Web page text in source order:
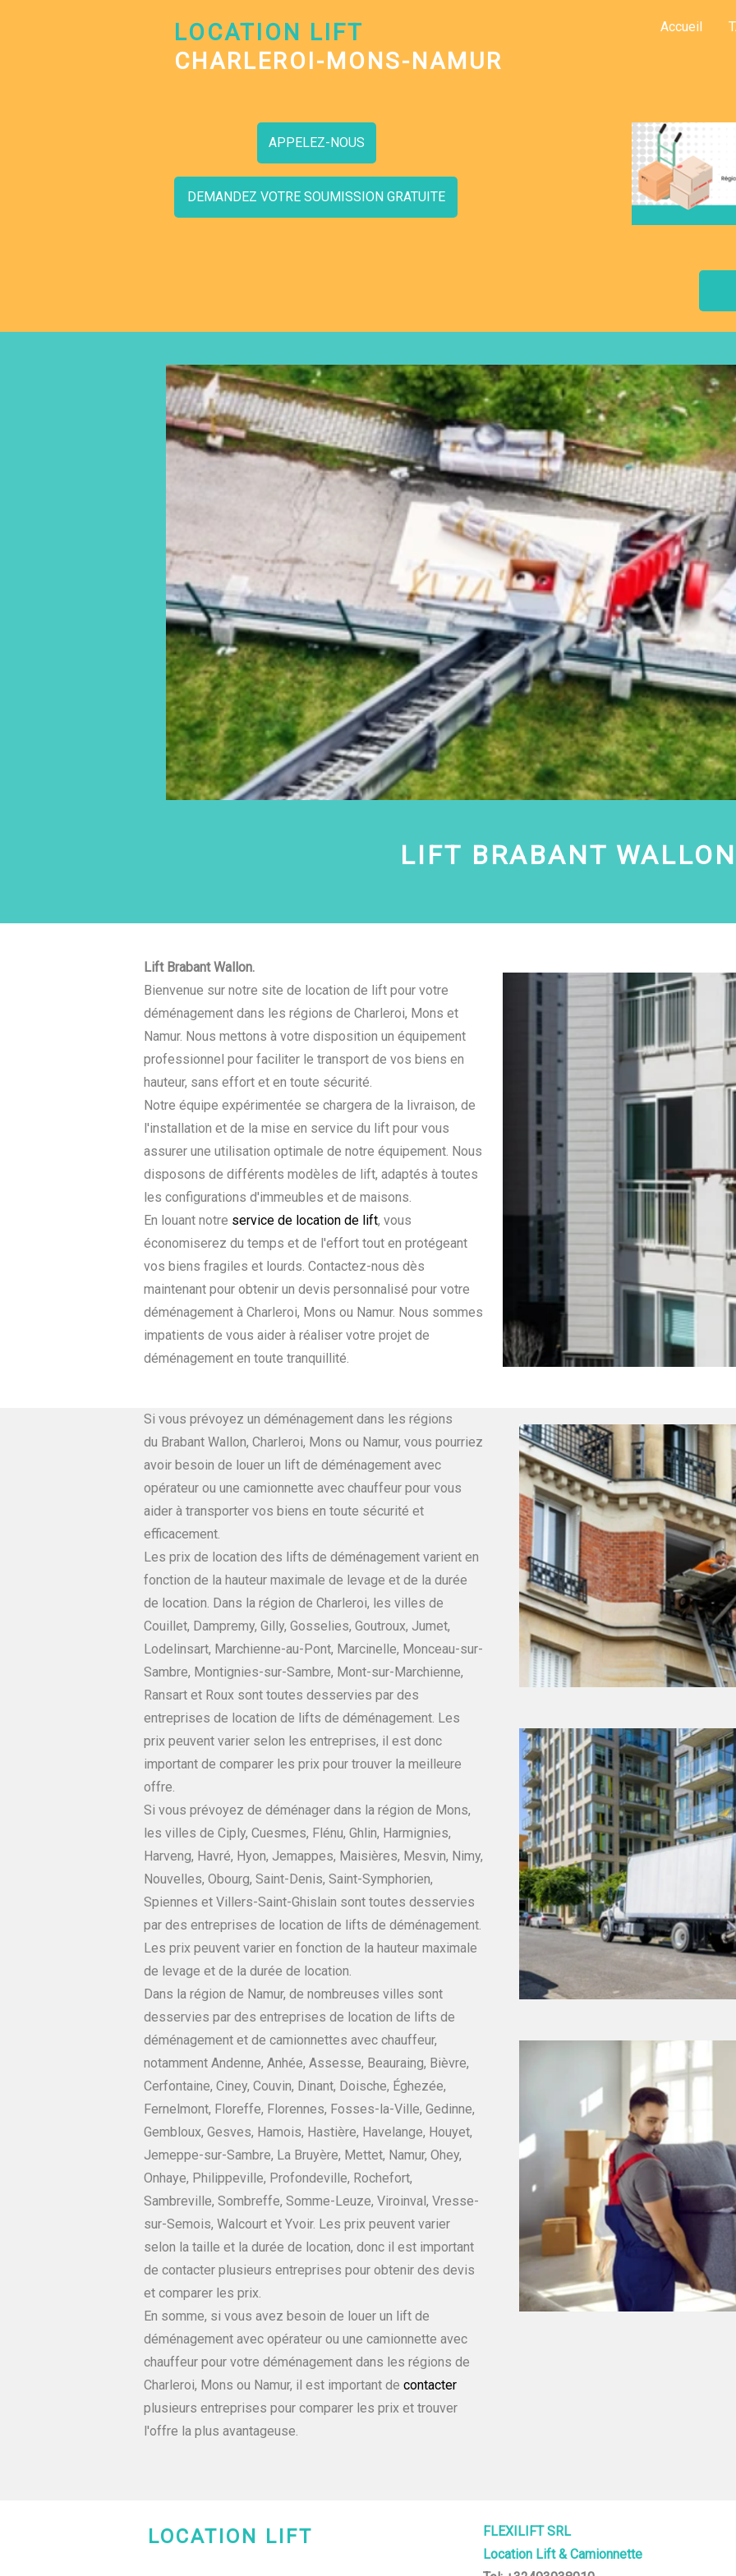
LOCATION LIFT
CHARLEROI-MONS-NAMUR
APPELEZ-NOUS
DEMANDEZ VOTRE SOUMISSION GRATUITE
Accueil
LIFT BRABANT WALLON
Lift Brabant Wallon.
Bienvenue sur notre site de location de lift pour votre
déménagement dans les régions de Charleroi, Mons et
Namur. Nous mettons à votre disposition un équipement
professionnel pour faciliter le transport de vos biens en
hauteur, sans effort et en toute sécurité.
Notre équipe expérimentée se chargera de la livraison, de
l'installation et de la mise en service du lift pour vous
assurer une utilisation optimale de notre équipement. Nous
disposons de différents modèles de lift, adaptés à toutes
les configurations d'immeubles et de maisons.
En louant notre service de location de lift, vous
économiserez du temps et de l'effort tout en protégeant
vos biens fragiles et lourds. Contactez-nous dès
maintenant pour obtenir un devis personnalisé pour votre
déménagement à Charleroi, Mons ou Namur. Nous sommes
impatients de vous aider à réaliser votre projet de
déménagement en toute tranquillité.
Si vous prévoyez un déménagement dans les régions
du Brabant Wallon, Charleroi, Mons ou Namur, vous pourriez
avoir besoin de louer un lift de déménagement avec
opérateur ou une camionnette avec chauffeur pour vous
aider à transporter vos biens en toute sécurité et
efficacement.
Les prix de location des lifts de déménagement varient en
fonction de la hauteur maximale de levage et de la durée
de location. Dans la région de Charleroi, les villes de
Couillet, Dampremy, Gilly, Gosselies, Goutroux, Jumet,
Lodelinsart, Marchienne-au-Pont, Marcinelle, Monceau-sur-
Sambre, Montignies-sur-Sambre, Mont-sur-Marchienne,
Ransart et Roux sont toutes desservies par des
entreprises de location de lifts de déménagement. Les
prix peuvent varier selon les entreprises, il est donc
important de comparer les prix pour trouver la meilleure
offre.
Si vous prévoyez de déménager dans la région de Mons,
les villes de Ciply, Cuesmes, Flénu, Ghlin, Harmignies,
Harveng, Havré, Hyon, Jemappes, Maisières, Mesvin, Nimy,
Nouvelles, Obourg, Saint-Denis, Saint-Symphorien,
Spiennes et Villers-Saint-Ghislain sont toutes desservies
par des entreprises de location de lifts de déménagement.
Les prix peuvent varier en fonction de la hauteur maximale
de levage et de la durée de location.
Dans la région de Namur, de nombreuses villes sont
desservies par des entreprises de location de lifts de
déménagement et de camionnettes avec chauffeur,
notamment Andenne, Anhée, Assesse, Beauraing, Bièvre,
Cerfontaine, Ciney, Couvin, Dinant, Doische, Éghezée,
Fernelmont, Floreffe, Florennes, Fosses-la-Ville, Gedinne,
Gembloux, Gesves, Hamois, Hastière, Havelange, Houyet,
Jemeppe-sur-Sambre, La Bruyère, Mettet, Namur, Ohey,
Onhaye, Philippeville, Profondeville, Rochefort,
Sambreville, Sombreffe, Somme-Leuze, Viroinval, Vresse-
sur-Semois, Walcourt et Yvoir. Les prix peuvent varier
selon la taille et la durée de location, donc il est important
de contacter plusieurs entreprises pour obtenir des devis
et comparer les prix.
En somme, si vous avez besoin de louer un lift de
déménagement avec opérateur ou une camionnette avec
chauffeur pour votre déménagement dans les régions de
Charleroi, Mons ou Namur, il est important de contacter
plusieurs entreprises pour comparer les prix et trouver
l'offre la plus avantageuse.
FLEXILIFT SRL
Location Lift & Camionnette
LOCATION LIFT